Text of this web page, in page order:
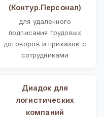
(Контур.Персонал)
для удаленного
подписания трудовых
договоров и приказов с
сотрудниками
Диадок для
логистических
компаний